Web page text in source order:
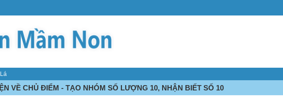
VỀ CHỦ ĐIỂM - TẠO NHÓM SỐ LƯỢNG 10, NHẬN BIẾT SỐ 10